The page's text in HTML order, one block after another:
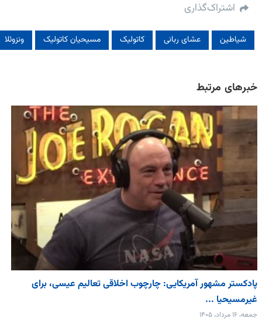
اشتراک‌گذاری
شیاطین عشای ربانی کاتولیک‌ مسیحیان کاتولیک ونزوئلا
خبرهای مرتبط
پادکستر مشهور آمریکایی: چارچوب اخلاقی تعالیم عیسی، برای
غیرمسیحیا ...
جمعه، ۱۶ مرداد، ۱۴۰۵